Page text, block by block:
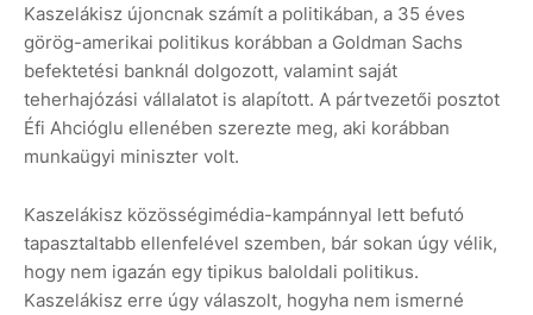
Kaszelákisz újoncnak számít a politikában, a 35 éves
görög-amerikai politikus korábban a Goldman Sachs
befektetési banknál dolgozott, valamint saját
teherhajózási vállalatot is alapított. A pártvezetői posztot
Éfi Ahcióglu ellenében szerezte meg, aki korábban
munkaügyi miniszter volt.
Kaszelákisz közösségimédia-kampánnyal lett befutó
tapasztaltabb ellenfelével szemben, bár sokan úgy vélik,
hogy nem igazán egy tipikus baloldali politikus.
Kaszelákisz erre úgy válaszolt, hogyha nem ismerné